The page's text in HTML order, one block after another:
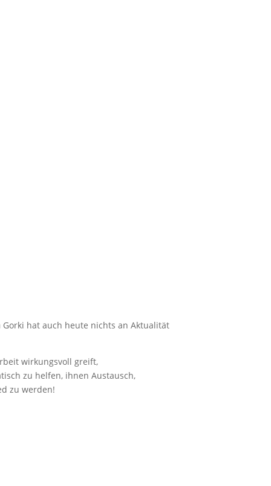
hat auch heute nichts an Aktualität
wirkungsvoll greift,
zu helfen, ihnen Austausch,
zu werden!